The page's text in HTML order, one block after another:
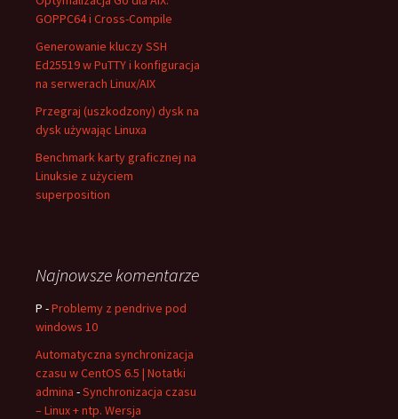
GOPPC64 i Cross-Compile
Generowanie kluczy SSH
Ed25519 w PuTTY i konfiguracja
na serwerach Linux/AIX
Przegraj (uszkodzony) dysk na
dysk używając Linuxa
Benchmark karty graficznej na
Linuksie z użyciem
superposition
Najnowsze komentarze
P -Problemy z pendrive pod
windows 10
Automatyczna synchronizacja
czasu w CentOS 6.5 | Notatki
admina -Synchronizacja czasu
– Linux + ntp. Wersja